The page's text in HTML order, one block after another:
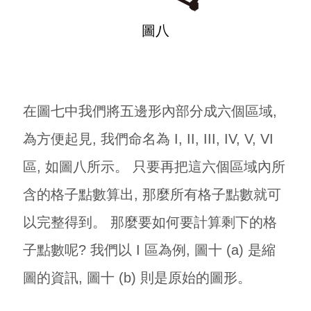
圖八
在圖七中我們將五邊形內部分成六個區域,
為方便起見, 我們命名為 I, II, III, IV, V, VI
區, 如圖八所示。 只要再把這六個區域內所
含的格子點數算出, 那麼所有格子點數就可
以完整得到。 那麼要如何要計算剩下的格
子點數呢? 我們以 I 區為例, 圖十 (a) 是縮
圖的資訊, 圖十 (b) 則是原始的圖形。